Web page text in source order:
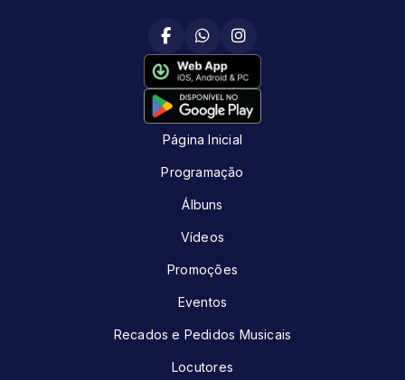
Página Inicial
Programação
Álbuns
Vídeos
Promoções
Eventos
Recados e Pedidos Musicais
Locutores